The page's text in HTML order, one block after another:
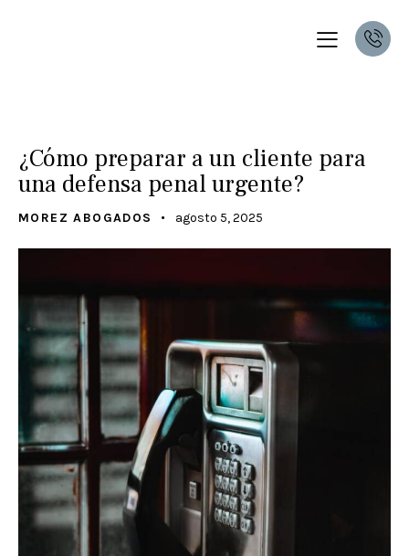
¿Cómo preparar a un cliente para
una defensa penal urgente?
MOREZ ABOGADOS agosto 5, 2025